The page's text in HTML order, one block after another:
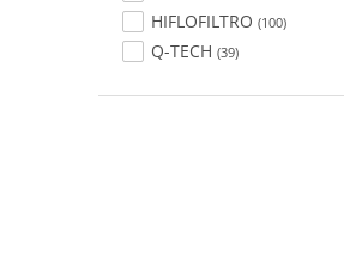
HIFLOFILTRO (100)
Q-TECH (39)